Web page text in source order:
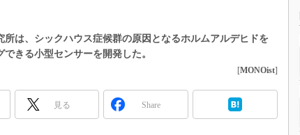
TECHNO-FRONTIER
スマート工場EXPO
EdgeTech+
組み込み画像技術
組み込みモデリング
車載ソフト開発
ISO26262
は、シックハウス症候群の原因となるホルムアルデヒドを
きる小型センサーを開発した。
[MONOist]
見る Share